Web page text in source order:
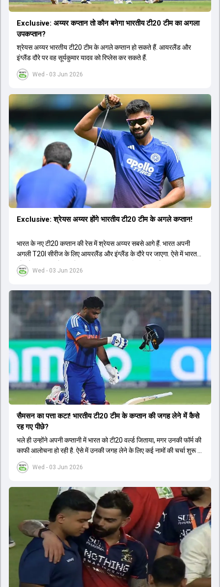
Wed - 03 Jun 2026
Exclusive: अय्यर कप्तान तो कौन बनेगा भारतीय टी20 टीम का अगला
उपकप्तान?
श्रेयस अय्यर भारतीय टी20 टीम के अगले कप्तान हो सकते हैं. आयरलैंड और
इंग्लैंड दौरे पर वह सूर्यकुमार यादव को रिप्लेस कर सकते हैं.
Wed - 03 Jun 2026
Exclusive: श्रेयस अय्यर होंगे भारतीय टी20 टीम के अगले कप्तान!
भारत के नए टी20 कप्तान की रेस में श्रेयस अय्यर सबसे आगे हैं. भारत अपनी
अगली T20I सीरीज के लिए आयरलैंड और इंग्लैंड के दौरे पर जाएगा. ऐसे में भारत
को श्रेयस अय्यर के रूप में एक नया T20I कप्तान मिल सकता है.
Wed - 03 Jun 2026
सैमसन का पत्ता कटा! भारतीय टी20 टीम के कप्तान की जगह लेने में कैसे
रह गए पीछे?
भले ही उन्होंने अपनी कप्तानी में भारत को टी20 वर्ल्ड जिताया, मगर उनकी फॉर्म की
काफी आलोचना हो रही है. ऐसे में उनकी जगह लेने के लिए कई नामों की चर्चा शुरू हो
चुकी है.